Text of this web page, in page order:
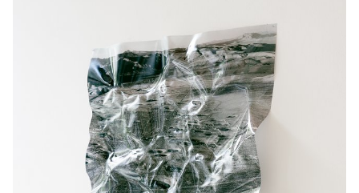
poursuivre des travaux non finalisés tout en les améliorant, ou
encore à constituer un corpus d'images plus conséquent.
L'endurance est au cœur de ce processus, qu'il s'agisse de
persévérer dans la réalisation d'un projet, de revisiter une idée
jusqu'à son épuisement, ou de surmonter les obstacles tels que
le manque de temps, de confiance en soi ou de courage. Ce
semestre offre ainsi l'opportunité aux étudiants de se confronter à
leurs limites, de les dépasser et d'atteindre le meilleur d'eux-
mêmes dans leurs réalisations.